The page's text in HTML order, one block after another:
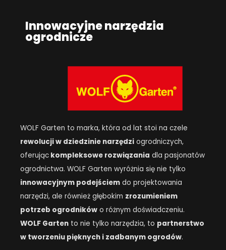
Innowacyjne narzędzia
ogrodnicze
WOLF Garten to marka, która od lat stoi na czele
rewolucji w dziedzinie narzędzi ogrodniczych,
oferując kompleksowe rozwiązania dla pasjonatów
ogrodnictwa. WOLF Garten wyróżnia się nie tylko
innowacyjnym podejściem do projektowania
narzędzi, ale również głębokim zrozumieniem
potrzeb ogrodników o różnym doświadczeniu.
WOLF Garten to nie tylko narzędzia, to partnerstwo
w tworzeniu pięknych i zadbanym ogrodów.